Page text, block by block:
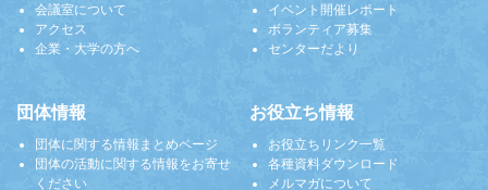
会議室について
アクセス
企業・大学の方へ
イベント開催レポート
ボランティア募集
センターだより
団体情報
団体に関する情報まとめページ
団体の活動に関する情報をお寄せ
ください
お役立ち情報
お役立ちリンク一覧
各種資料ダウンロード
メルマガについて